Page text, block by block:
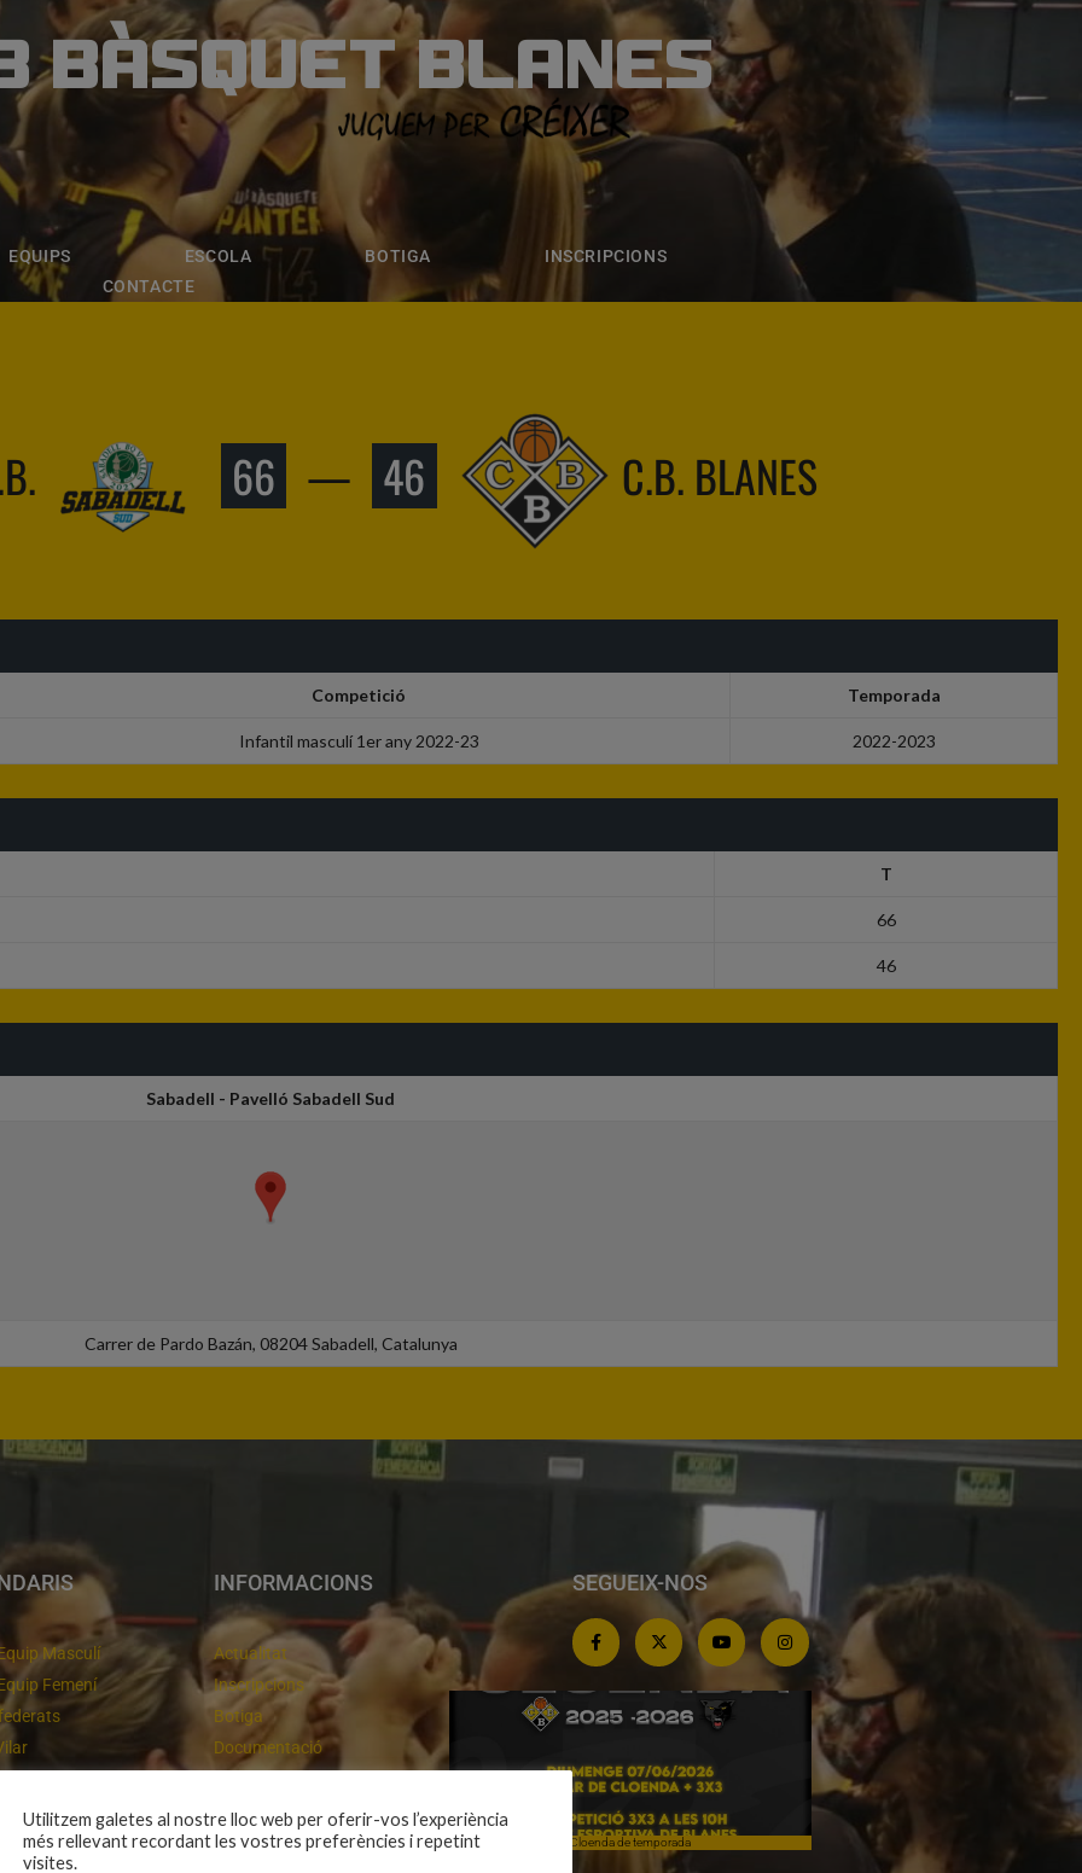
BÀSQUET BLANES
EQUIPS ESCOLA BOTIGA
INSCRIPCIONS
CONTACTE
BLANES
ESCOLA BOTIGA INSCRIPCIONS
66 — 46 C.B. BLANES
Competició Temporada
Infantil masculí 1er any 2022-23 2022-2023
T
66
46
Sabadell - Pavelló Sabadell Sud
Carrer de Pardo Bazán, 08204 Sabadell, Catalunya
Masculí
Femení
inferiors
casa
INFORMACIONS
Actualitat
Inscripcions
Botiga
Documentació
Intranet
Contacte
SEGUEIX-NOS
Un final rodó Cloenda de temporada
Utilitzem galetes al nostre lloc web per oferir-vos l’experiència
més rellevant recordant les vostres preferències i repetint
visites.